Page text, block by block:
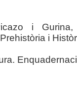
i Gurina,
i